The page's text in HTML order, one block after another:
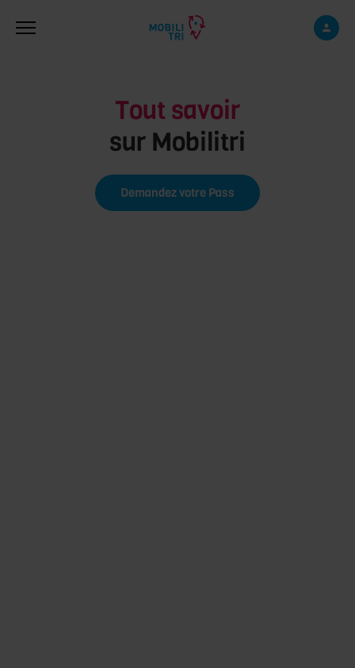
Tout savoir
sur Mobilitri
Demandez votre Pass